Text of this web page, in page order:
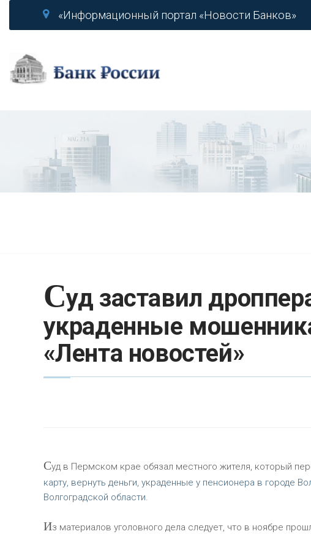
«Информационный портал «Новости Банков»
Суд заставил
украденные
«Лента новостей»
Суд в Пермском крае обязал местного жителя, который
карту, вернуть деньги, украденные у пенсионера в городе
Волгоградской области.
Из материалов уголовного дела следует, что в ноябре